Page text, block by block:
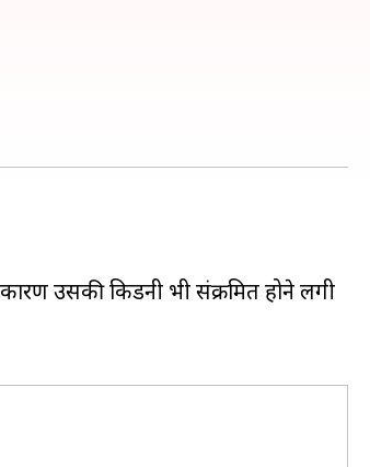
उसकी किडनी भी संक्रमित होने लगी